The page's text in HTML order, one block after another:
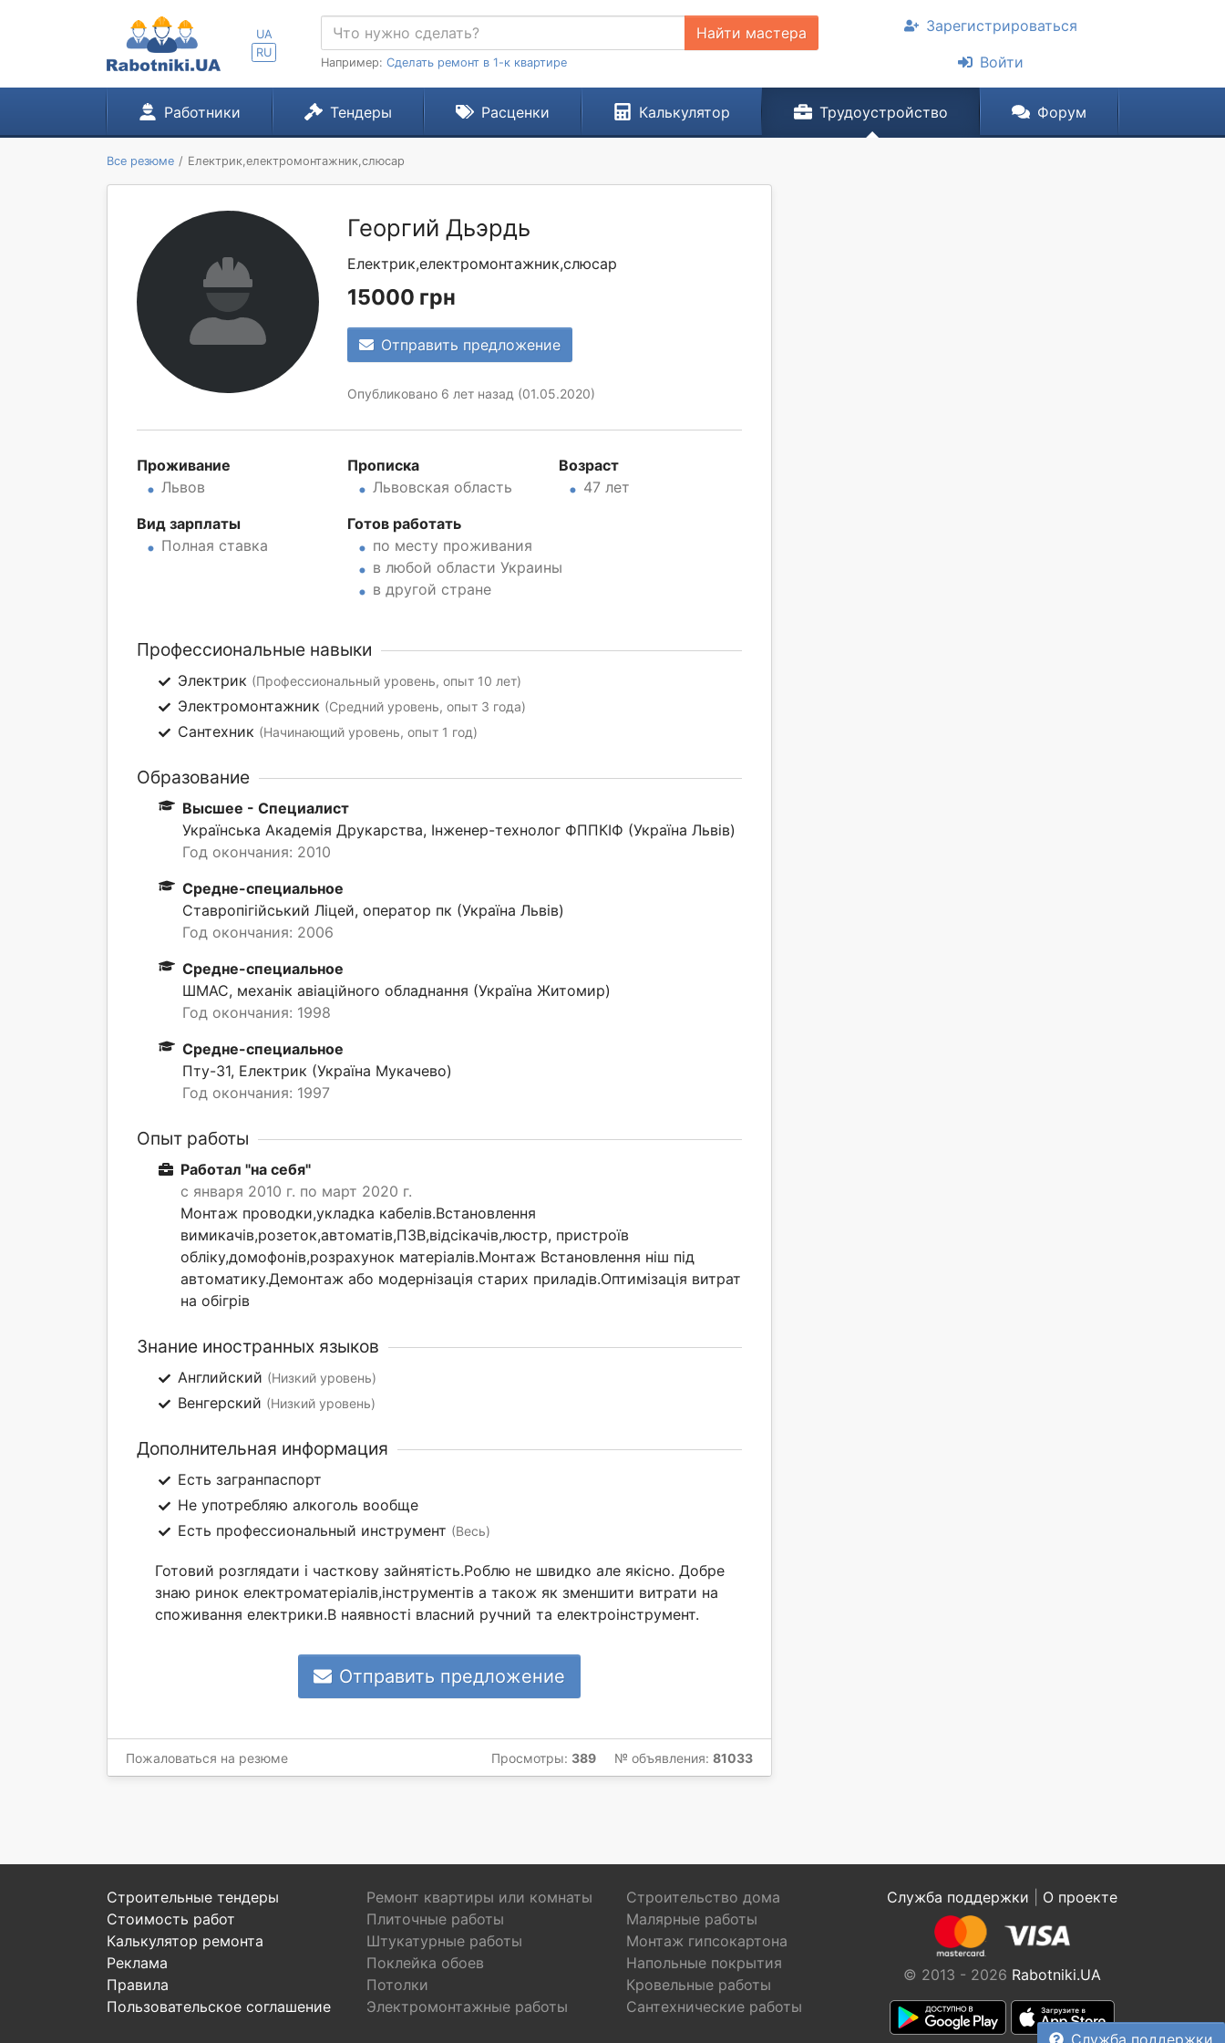
UA
RU
Найти мастера
Например: Сделать ремонт в 1-к квартире
Зарегистрироваться
Войти
Работники Тендеры Расценки Калькулятор Трудоустройство Форум
Все резюме Електрик,електромонтажник,слюсар
Георгий Дьэрдь
Електрик,електромонтажник,слюсар
15000 грн
Отправить предложение
Опубликовано 6 лет назад (01.05.2020)
Проживание
Львов
Прописка
Львовская область
Возраст
47 лет
Вид зарплаты
Полная ставка
Готов работать
по месту проживания
в любой области Украины
в другой стране
Профессиональные навыки
Электрик (Профессиональный уровень, опыт 10 лет)
Электромонтажник (Средний уровень, опыт 3 года)
Сантехник (Начинающий уровень, опыт 1 год)
Образование
Высшее - Специалист
Українська Академія Друкарства, Інженер-технолог ФППКІФ (Україна Львів)
Год окончания: 2010
Средне-специальное
Ставропігійський Ліцей, оператор пк (Україна Львів)
Год окончания: 2006
Средне-специальное
ШМАС, механік авіаційного обладнання (Україна Житомир)
Год окончания: 1998
Средне-специальное
Пту-31, Електрик (Україна Мукачево)
Год окончания: 1997
Опыт работы
Работал "на себя"
с января 2010 г. по март 2020 г.
Монтаж проводки,укладка кабелів.Встановлення
вимикачів,розеток,автоматів,ПЗВ,відсікачів,люстр, пристроїв
обліку,домофонів,розрахунок матеріалів.Монтаж Встановлення ніш під
автоматику.Демонтаж або модернізація старих приладів.Оптимізація витрат
на обігрів
Знание иностранных языков
Английский (Низкий уровень)
Венгерский (Низкий уровень)
Дополнительная информация
Есть загранпаспорт
Не употребляю алкоголь вообще
Есть профессиональный инструмент (Весь)
Готовий розглядати і часткову зайнятість.Роблю не швидко але якісно. Добре
знаю ринок електроматеріалів,інструментів а також як зменшити витрати на
споживання електрики.В наявності власний ручний та електроінструмент.
Отправить предложение
Пожаловаться на резюме Просмотры: 389 № объявления: 81033
Служба поддержки
Строительные тендеры
Стоимость работ
Калькулятор ремонта
Реклама
Правила
Пользовательское соглашение
Ремонт квартиры или комнаты
Строительство дома
Плиточные работы
Малярные работы
Штукатурные работы
Монтаж гипсокартона
Поклейка обоев
Напольные покрытия
Потолки
Кровельные работы
Электромонтажные работы
Сантехнические работы
Служба поддержки О проекте
© 2013 - 2026 Rabotniki.UA